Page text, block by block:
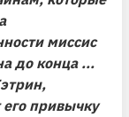
миссис
до конца ...
привычку